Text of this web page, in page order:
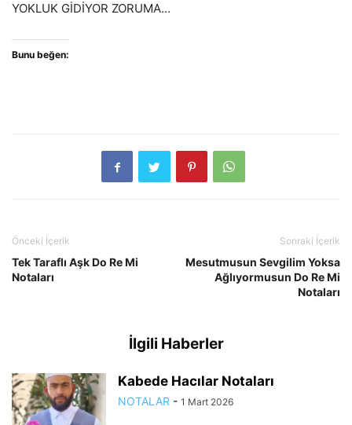
YOKLUK GİDİYOR ZORUMA…
Bunu beğen:
Önceki İçerik
Tek Taraflı Aşk Do Re Mi
Notaları
Sonraki İçerik
Mesutmusun Sevgilim Yoksa
Ağlıyormusun Do Re Mi
Notaları
İlgili Haberler
Kabede Hacılar Notaları
NOTALAR - 1 Mart 2026